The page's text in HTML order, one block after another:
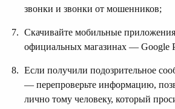
звонки и звонки от мошенников;
Скачивайте мобильные приложения
официальных магазинах — Google
Если получили подозрительное
— перепроверьте информацию,
лично тому человеку, который